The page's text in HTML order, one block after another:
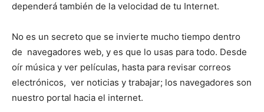
dependerá también de la velocidad de tu Internet.
No es un secreto que se invierte mucho tiempo dentro
de navegadores web, y es que lo usas para todo. Desde
oír música y ver películas, hasta para revisar correos
electrónicos, ver noticias y trabajar; los navegadores son
nuestro portal hacia el internet.